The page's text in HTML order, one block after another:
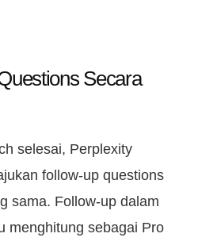
Secara
selesai, Perplexity
follow-up questions
sama. Follow-up dalam
menghitung sebagai Pro